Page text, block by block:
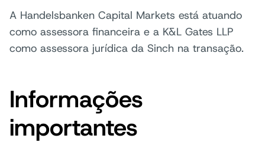
A Handelsbanken Capital Markets está atuando
como assessora financeira e a K&L Gates LLP
como assessora jurídica da Sinch na transação.
Informações
importantes